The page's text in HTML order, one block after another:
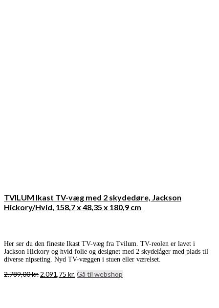
TVILUM Ikast TV-væg med 2 skydedøre, Jackson
Hickory/Hvid, 158,7 x 48,35 x 180,9 cm
Her ser du den fineste Ikast TV-væg fra Tvilum. TV-reolen er lavet i
Jackson Hickory og hvid folie og designet med 2 skydelåger med plads til
diverse nipseting. Nyd TV-væggen i stuen eller værelset.
2.789,00kr. Den
2.091,75 kr. Den
Gå til webshop